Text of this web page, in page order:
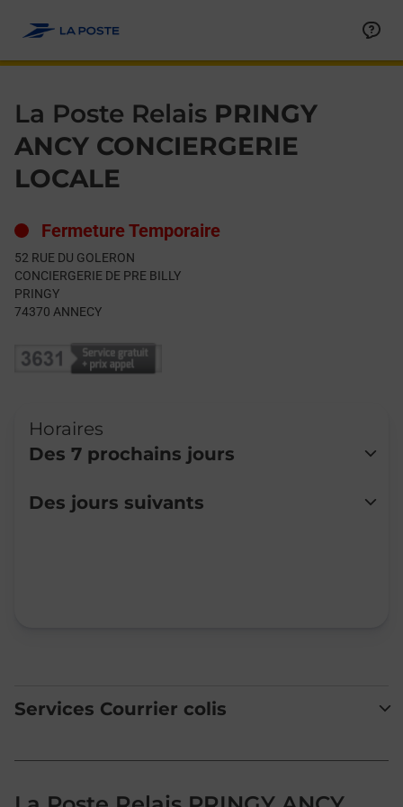
La Poste Relais PRINGY
ANCY CONCIERGERIE
LOCALE
Fermeture Temporaire
52 RUE DU GOLERON
CONCIERGERIE DE PRE BILLY
PRINGY
74370 ANNECY
Horaires
Des 7 prochains jours
Lundi
Fermé
Des jours suivants
Services Courrier colis